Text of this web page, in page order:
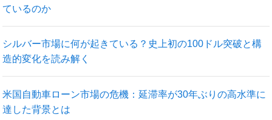
ているのか
シルバー市場に何が起きている？史上初の100ドル突破と構
造的変化を読み解く
米国自動車ローン市場の危機：延滞率が30年ぶりの高水準に
達した背景とは